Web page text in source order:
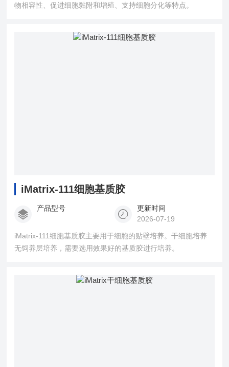
物相容性、促进细胞黏附和增殖、支持细胞分化等特点。
iMatrix-111细胞基质胶
产品型号
更新时间
2026-07-19
iMatrix-111细胞基质胶主要用于细胞的贴壁培养。干细胞培养
无饲养层培养，需要选用效果好的基质胶进行培养。